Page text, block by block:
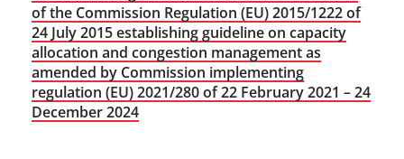
of the Commission Regulation (EU) 2015/1222 of
24 July 2015 establishing guideline on capacity
allocation and congestion management as
amended by Commission implementing
regulation (EU) 2021/280 of 22 February 2021 – 24
December 2024